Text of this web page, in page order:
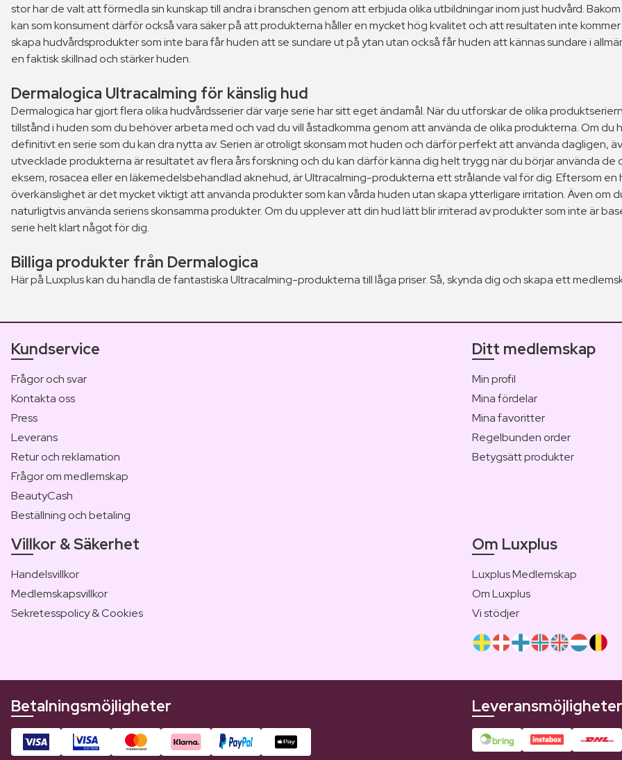
stor har de valt att förmedla sin kunskap till andra i branschen genom att erbjuda olika utbildningar inom just hudvård.
kan som konsument därför också vara säker på att produkterna håller en mycket hög kvalitet och att resultaten inte
skapa hudvårdsprodukter som inte bara får huden att se sundare ut på ytan utan också får huden att kännas sundare i
en faktisk skillnad och stärker huden.
Dermalogica Ultracalming för känslig hud
Dermalogica har gjort flera olika hudvårdsserier där varje serie har sitt eget ändamål. När du utforskar de olika
tillstånd i huden som du behöver arbeta med och vad du vill åstadkomma genom att använda de olika produkterna. Om du
definitivt en serie som du kan dra nytta av. Serien är otroligt skonsam mot huden och därför perfekt att använda dagligen,
utvecklade produkterna är resultatet av flera års forskning och du kan därför känna dig helt trygg när du börjar använda de
eksem, rosacea eller en läkemedelsbehandlad aknehud, är Ultracalming-produkterna ett strålande val för dig. Eftersom
överkänslighet är det mycket viktigt att använda produkter som kan vårda huden utan skapa ytterligare irritation. Även om
naturligtvis använda seriens skonsamma produkter. Om du upplever att din hud lätt blir irriterad av produkter som inte är
serie helt klart något för dig.
Billiga produkter från Dermalogica
Här på Luxplus kan du handla de fantastiska Ultracalming-produkterna till låga priser. Så, skynda dig och skapa ett
Kundservice
Frågor och svar
Kontakta oss
Press
Leverans
Retur och reklamation
Frågor om medlemskap
BeautyCash
Beställning och betaling
Ditt medlemskap
Min profil
Mina fördelar
Mina favoritter
Regelbunden order
Betygsätt produkter
Villkor & Säkerhet
Handelsvillkor
Medlemskapsvillkor
Sekretesspolicy & Cookies
Om Luxplus
Luxplus Medlemskap
Om Luxplus
Vi stödjer
Betalningsmöjligheter Leveransmöjligheter